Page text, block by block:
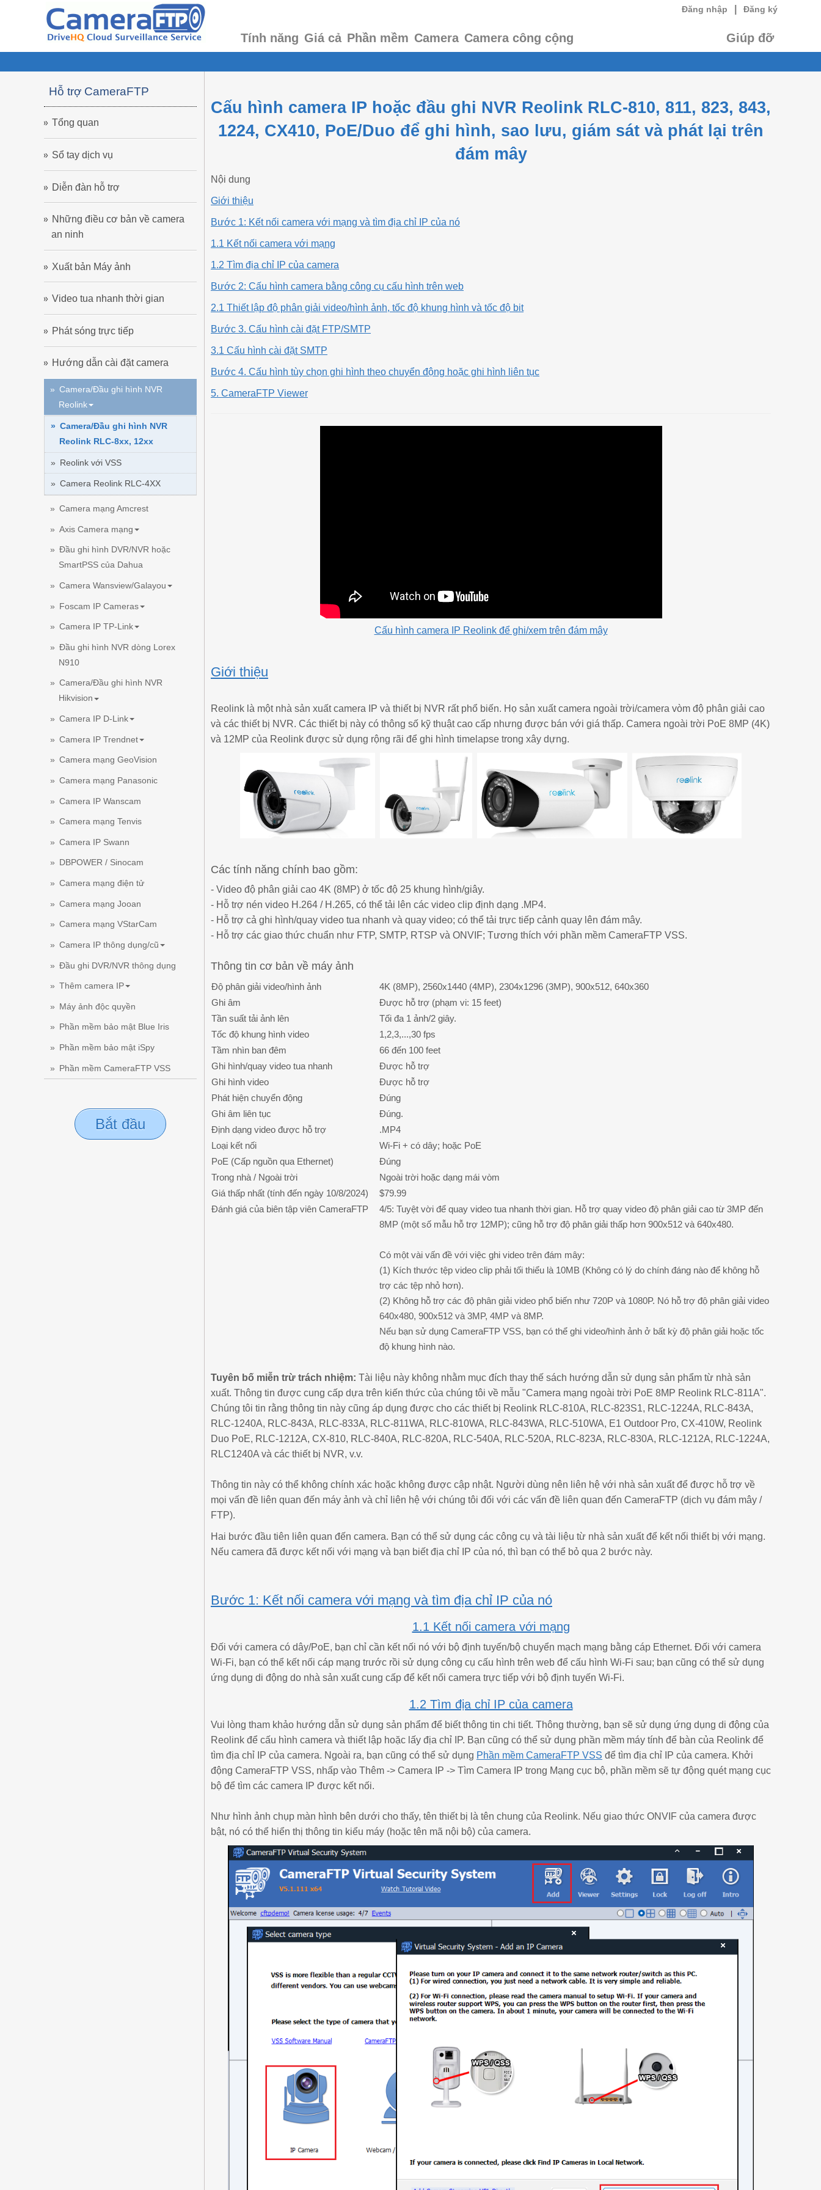
Đăng nhập Đăng ký
Tính năng Giá cả Phần mềm Camera Camera công cộng Giúp đỡ
Hỗ trợ CameraFTP
Tổng quan
Sổ tay dịch vụ
Diễn đàn hỗ trợ
Những điều cơ bản về camera
an ninh
Xuất bản Máy ảnh
Video tua nhanh thời gian
Phát sóng trực tiếp
Hướng dẫn cài đặt camera
Camera/Đầu ghi hình NVR
Reolink
Camera/Đầu ghi hình NVR
Reolink RLC-8xx, 12xx
Reolink với VSS
Camera Reolink RLC-4XX
Camera mạng Amcrest
Axis Camera mạng
Đầu ghi hình DVR/NVR hoặc
SmartPSS của Dahua
Camera Wansview/Galayou
Foscam IP Cameras
Camera IP TP-Link
Đầu ghi hình NVR dòng Lorex
N910
Camera/Đầu ghi hình NVR
Hikvision
Camera IP D-Link
Camera IP Trendnet
Camera mạng GeoVision
Camera mạng Panasonic
Camera IP Wanscam
Camera mạng Tenvis
Camera IP Swann
DBPOWER / Sinocam
Camera mạng điện tử
Camera mạng Jooan
Camera mạng VStarCam
Camera IP thông dụng/cũ
Đầu ghi DVR/NVR thông dụng
Thêm camera IP
Máy ảnh độc quyền
Phần mềm bảo mật Blue Iris
Phần mềm bảo mật iSpy
Phần mềm CameraFTP VSS
Bắt đầu
Cấu hình camera IP hoặc đầu ghi NVR Reolink RLC-810, 811, 823, 843,
1224, CX410, PoE/Duo để ghi hình, sao lưu, giám sát và phát lại trên
đám mây
Nội dung
Giới thiệu
Bước 1: Kết nối camera với mạng và tìm địa chỉ IP của nó
1.1 Kết nối camera với mạng
1.2 Tìm địa chỉ IP của camera
Bước 2: Cấu hình camera bằng công cụ cấu hình trên web
2.1 Thiết lập độ phân giải video/hình ảnh, tốc độ khung hình và tốc độ bit
Bước 3. Cấu hình cài đặt FTP/SMTP
3.1 Cấu hình cài đặt SMTP
Bước 4. Cấu hình tùy chọn ghi hình theo chuyển động hoặc ghi hình liên tục
5. CameraFTP Viewer
Cấu hình camera IP Reolink để ghi/xem trên đám mây
Giới thiệu
Reolink là một nhà sản xuất camera IP và thiết bị NVR rất phổ biến. Họ sản xuất camera ngoài trời/camera vòm độ phân giải cao
và các thiết bị NVR. Các thiết bị này có thông số kỹ thuật cao cấp nhưng được bán với giá thấp. Camera ngoài trời PoE 8MP (4K)
và 12MP của Reolink được sử dụng rộng rãi để ghi hình timelapse trong xây dựng.
Các tính năng chính bao gồm:
- Video độ phân giải cao 4K (8MP) ở tốc độ 25 khung hình/giây.
- Hỗ trợ nén video H.264 / H.265, có thể tải lên các video clip định dạng .MP4.
- Hỗ trợ cả ghi hình/quay video tua nhanh và quay video; có thể tải trực tiếp cảnh quay lên đám mây.
- Hỗ trợ các giao thức chuẩn như FTP, SMTP, RTSP và ONVIF; Tương thích với phần mềm CameraFTP VSS.
Thông tin cơ bản về máy ảnh
Độ phân giải video/hình ảnh
4K (8MP), 2560x1440 (4MP), 2304x1296 (3MP), 900x512, 640x360
Ghi âm
Được hỗ trợ (phạm vi: 15 feet)
Tần suất tải ảnh lên
Tối đa 1 ảnh/2 giây.
Tốc độ khung hình video
1,2,3,...,30 fps
Tầm nhìn ban đêm
66 đến 100 feet
Ghi hình/quay video tua nhanh
Được hỗ trợ
Ghi hình video
Được hỗ trợ
Phát hiện chuyển động
Đúng
Ghi âm liên tục
Đúng.
Định dạng video được hỗ trợ
.MP4
Loại kết nối
Wi-Fi + có dây; hoặc PoE
PoE (Cấp nguồn qua Ethernet)
Đúng
Trong nhà / Ngoài trời
Ngoài trời hoặc dạng mái vòm
Giá thấp nhất (tính đến ngày 10/8/2024)
$79.99
Đánh giá của biên tập viên CameraFTP
4/5: Tuyệt vời để quay video tua nhanh thời gian. Hỗ trợ quay video độ phân giải cao từ 3MP đến
8MP (một số mẫu hỗ trợ 12MP); cũng hỗ trợ độ phân giải thấp hơn 900x512 và 640x480.
Có một vài vấn đề với việc ghi video trên đám mây:
(1) Kích thước tệp video clip phải tối thiểu là 10MB (Không có lý do chính đáng nào để không hỗ
trợ các tệp nhỏ hơn).
(2) Không hỗ trợ các độ phân giải video phổ biến như 720P và 1080P. Nó hỗ trợ độ phân giải video
640x480, 900x512 và 3MP, 4MP và 8MP.
Nếu bạn sử dụng CameraFTP VSS, bạn có thể ghi video/hình ảnh ở bất kỳ độ phân giải hoặc tốc
độ khung hình nào.
Tuyên bố miễn trừ trách nhiệm: Tài liệu này không nhằm mục đích thay thế sách hướng dẫn sử dụng sản phẩm từ nhà sản
xuất. Thông tin được cung cấp dựa trên kiến thức của chúng tôi về mẫu "Camera mạng ngoài trời PoE 8MP Reolink RLC-811A".
Chúng tôi tin rằng thông tin này cũng áp dụng được cho các thiết bị Reolink RLC-810A, RLC-823S1, RLC-1224A, RLC-843A,
RLC-1240A, RLC-843A, RLC-833A, RLC-811WA, RLC-810WA, RLC-843WA, RLC-510WA, E1 Outdoor Pro, CX-410W, Reolink
Duo PoE, RLC-1212A, CX-810, RLC-840A, RLC-820A, RLC-540A, RLC-520A, RLC-823A, RLC-830A, RLC-1212A, RLC-1224A,
RLC1240A và các thiết bị NVR, v.v.
Thông tin này có thể không chính xác hoặc không được cập nhật. Người dùng nên liên hệ với nhà sản xuất để được hỗ trợ về
mọi vấn đề liên quan đến máy ảnh và chỉ liên hệ với chúng tôi đối với các vấn đề liên quan đến CameraFTP (dịch vụ đám mây /
FTP).
Hai bước đầu tiên liên quan đến camera. Bạn có thể sử dụng các công cụ và tài liệu từ nhà sản xuất để kết nối thiết bị với mạng.
Nếu camera đã được kết nối với mạng và bạn biết địa chỉ IP của nó, thì bạn có thể bỏ qua 2 bước này.
Bước 1: Kết nối camera với mạng và tìm địa chỉ IP của nó
1.1 Kết nối camera với mạng
Đối với camera có dây/PoE, bạn chỉ cần kết nối nó với bộ định tuyến/bộ chuyển mạch mạng bằng cáp Ethernet. Đối với camera
Wi-Fi, bạn có thể kết nối cáp mạng trước rồi sử dụng công cụ cấu hình trên web để cấu hình Wi-Fi sau; bạn cũng có thể sử dụng
ứng dụng di động do nhà sản xuất cung cấp để kết nối camera trực tiếp với bộ định tuyến Wi-Fi.
1.2 Tìm địa chỉ IP của camera
Vui lòng tham khảo hướng dẫn sử dụng sản phẩm để biết thông tin chi tiết. Thông thường, bạn sẽ sử dụng ứng dụng di động của
Reolink để cấu hình camera và thiết lập hoặc lấy địa chỉ IP. Bạn cũng có thể sử dụng phần mềm máy tính để bàn của Reolink để
tìm địa chỉ IP của camera. Ngoài ra, bạn cũng có thể sử dụng Phần mềm CameraFTP VSS để tìm địa chỉ IP của camera. Khởi
động CameraFTP VSS, nhấp vào Thêm -> Camera IP -> Tìm Camera IP trong Mạng cục bộ, phần mềm sẽ tự động quét mạng cục
bộ để tìm các camera IP được kết nối.
Như hình ảnh chụp màn hình bên dưới cho thấy, tên thiết bị là tên chung của Reolink. Nếu giao thức ONVIF của camera được
bật, nó có thể hiển thị thông tin kiểu máy (hoặc tên mã nội bộ) của camera.